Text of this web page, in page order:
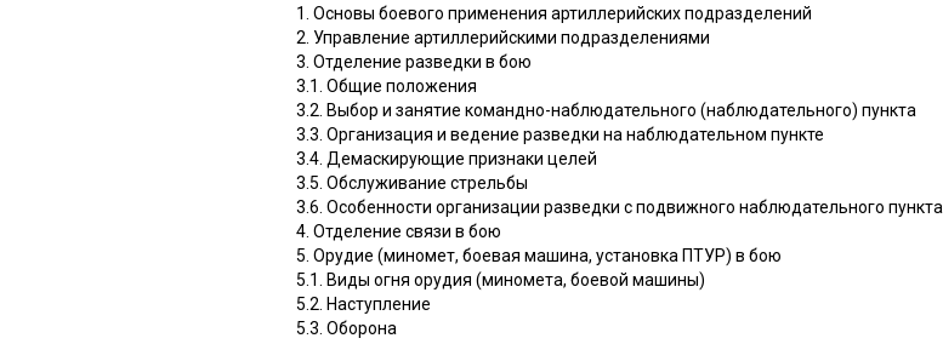
1. Основы боевого применения артиллерийских подразделений
2. Управление артиллерийскими подразделениями
3. Отделение разведки в бою
3.1. Общие положения
3.2. Выбор и занятие командно-наблюдательного (наблюдательного) пункта
3.3. Организация и ведение разведки на наблюдательном пункте
3.4. Демаскирующие признаки целей
3.5. Обслуживание стрельбы
3.6. Особенности организации разведки с подвижного наблюдательного пункта
4. Отделение связи в бою
5. Орудие (миномет, боевая машина, установка ПТУР) в бою
5.1. Виды огня орудия (миномета, боевой машины)
5.2. Наступление
5.3. Оборона